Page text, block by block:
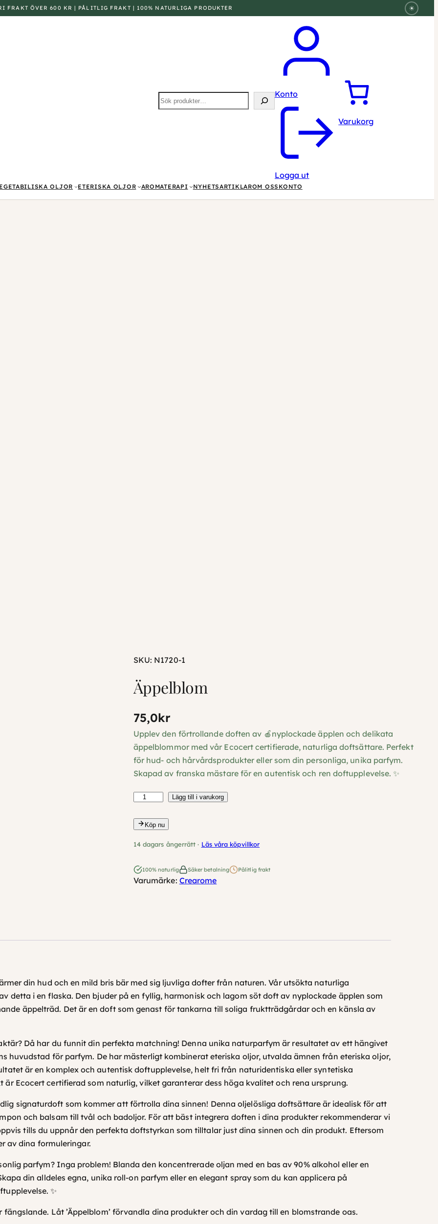
FRAKT ÖVER 600 KR | PÅLITLIG FRAKT | 100% NATURLIGA PRODUKTER ☀
Sök
produkter
Konto
Logga ut
Varukorg
OLJOR ETERISKA OLJOR AROMATERAPI NYHETSARTIKLAROM OSS KONTO
SKU: N1720-1
Äppelblom
75,0kr
Upplev den förtrollande doften av 🍎nyplockade äpplen och delikata
äppelblommor med vår Ecocert certifierade, naturliga doftsättare. Perfekt
för hud- och hårvårdsprodukter eller som din personliga, unika parfym.
Skapad av franska mästare för en autentisk och ren doftupplevelse. ✨
b
l
n
Lägg till i varukorg
Köp nu
14 dagars ångerrätt · Läs våra köpvillkor
100% naturlig Säker betalning Pålitlig frakt
Varumärke: Crearome
din hud och en mild bris bär med sig ljuvliga dofter från naturen. Vår utsökta naturliga
detta i en flaska. Den bjuder på en fyllig, harmonisk och lagom söt doft av nyplockade äpplen som
äppelträd. Det är en doft som genast för tankarna till soliga fruktträdgårdar och en känsla av
Då har du funnit din perfekta matchning! Denna unika naturparfym är resultatet av ett hängivet
huvudstad för parfym. De har mästerligt kombinerat eteriska oljor, utvalda ämnen från eteriska oljor,
är en komplex och autentisk doftupplevelse, helt fri från naturidentiska eller syntetiska
ärEcocert certifierad som naturlig, vilket garanterar dess höga kvalitet och rena ursprung.
signaturdoft som kommer att förtrolla dina sinnen! Denna oljelösliga doftsättare är idealisk för att
och balsam till tvål och badoljor. För att bäst integrera doften i dina produkter rekommenderar vi
tills du uppnår den perfekta doftstyrkan som tilltalar justdina sinnen och din produkt. Eftersom
av dina formuleringar.
parfym? Inga problem! Blanda den koncentrerade oljan med en bas av 90% alkohol eller en
din alldeles egna, unika roll-on parfym eller en elegant spray som du kan applicera på
✨
Låt ’Äppelblom’ förvandla dina produkter och din vardag till en blomstrande oas.